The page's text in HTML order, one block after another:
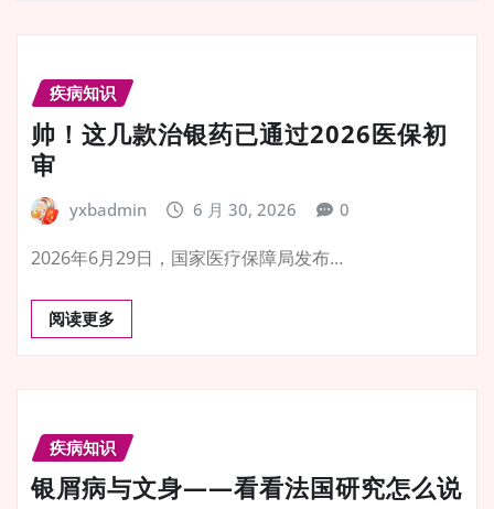
疾病知识
帅！这几款治银药已通过2026医保初
审
yxbadmin 6 月 30, 2026 0
2026年6月29日，国家医疗保障局发布…
阅读更多
疾病知识
银屑病与文身——看看法国研究怎么说